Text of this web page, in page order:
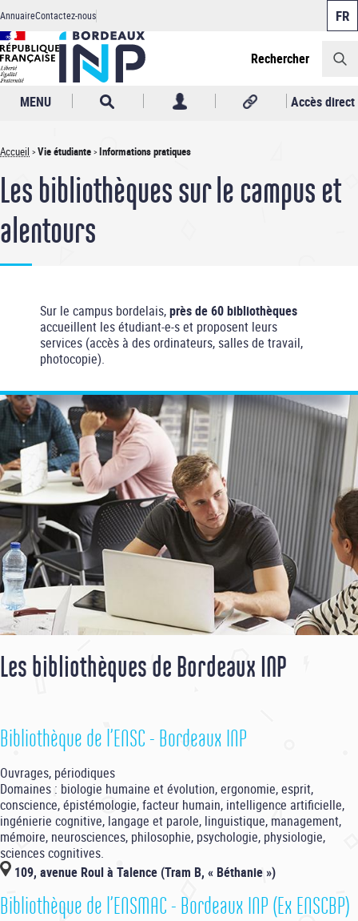
Aller
au
contenu
principal
Header
AnnuaireContactez-nous
Rechercher
MENU Accès direct
Fil
d'Ariane
Accueil Vie étudiante Informations pratiques
Les bibliothèques sur le campus et
alentours
Sur le campus bordelais,près de 60 bibliothèques
accueillent les étudiant-e-s et proposent leurs
services (accès à des ordinateurs, salles de travail,
photocopie).
Les bibliothèques de Bordeaux INP
Bibliothèque de l’ENSC - Bordeaux INP
Ouvrages, périodiques
Domaines : biologie humaine et évolution, ergonomie, esprit,
conscience, épistémologie, facteur humain, intelligence artificielle,
ingénierie cognitive, langage et parole, linguistique, management,
mémoire, neurosciences, philosophie, psychologie, physiologie,
sciences cognitives.
109, avenue Roul à Talence (Tram B, « Béthanie »)
Bibliothèque de l’ENSMAC - Bordeaux INP (Ex ENSCBP)
Panneau de gestion des cookies